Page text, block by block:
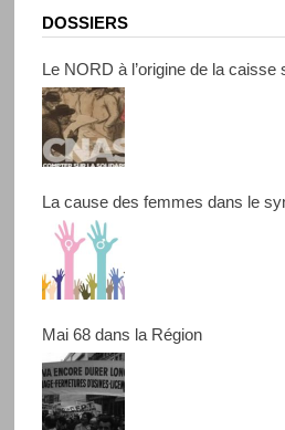
DOSSIERS
Le NORD à l’origine de la caisse
La cause des femmes dans le
Mai 68 dans la Région